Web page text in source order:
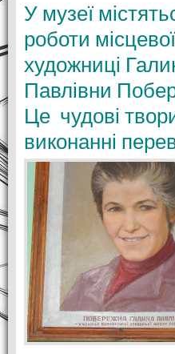
У музеї
роботи місцевої
художниці
Павлівни
Це чудові
виконанні